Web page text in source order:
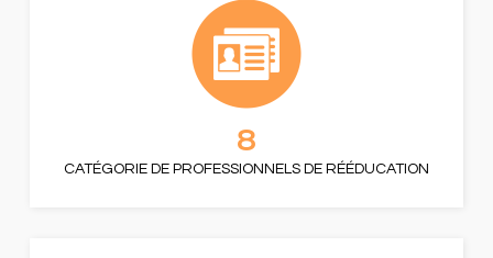
8
CATÉGORIE DE PROFESSIONNELS DE RÉÉDUCATION